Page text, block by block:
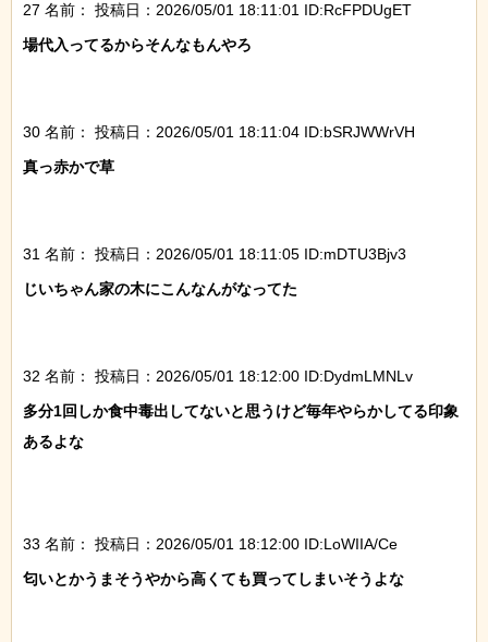
27 名前：
投稿日：2026/05/01 18:11:01 ID:RcFPDUgET
場代入ってるからそんなもんやろ
30 名前：
投稿日：2026/05/01 18:11:04 ID:bSRJWWrVH
真っ赤かで草
31 名前：
投稿日：2026/05/01 18:11:05 ID:mDTU3Bjv3
じいちゃん家の木にこんなんがなってた
32 名前：
投稿日：2026/05/01 18:12:00 ID:DydmLMNLv
多分1回しか食中毒出してないと思うけど毎年やらかしてる印象
あるよな
33 名前：
投稿日：2026/05/01 18:12:00 ID:LoWIIA/Ce
匂いとかうまそうやから高くても買ってしまいそうよな